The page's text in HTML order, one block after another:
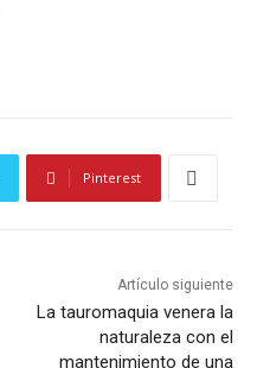
Pinterest
Artículo siguiente
La tauromaquia venera la
naturaleza con el
mantenimiento de una